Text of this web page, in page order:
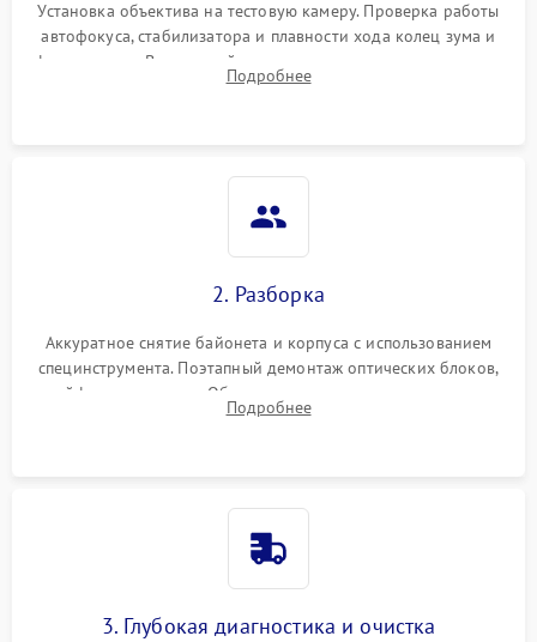
Установка объектива на тестовую камеру. Проверка работы
автофокуса, стабилизатора и плавности хода колец зума и
фокусировки. Визуальный осмотр линз на наличие царапин,
грибка, пыли и оценка состояния контактов байонета.
Подробнее
2. Разборка
Аккуратное снятие байонета и корпуса с использованием
специнструмента. Поэтапный демонтаж оптических блоков,
шлейфов и приводов. Обязательная маркировка положения
линзовых групп для сохранения заводской центровки при
Подробнее
3. Глубокая диагностика и очистка